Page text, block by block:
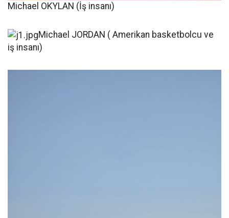
Michael OKYLAN (İş insanı)
Michael JORDAN ( Amerikan basketbolcu ve
iş insanı)